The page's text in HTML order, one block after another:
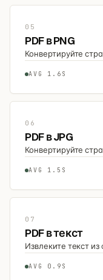
05
PDF в PNG
Конвертируйте
AVG 1.6S
06
PDF в JPG
Конвертируйте
AVG 1.5S
07
PDF в текст
Извлеките текст из
AVG 0.9S